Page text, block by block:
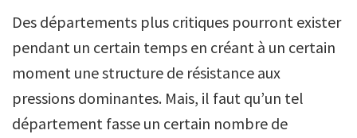
Des départements plus critiques pourront exister
pendant un certain temps en créant à un certain
moment une structure de résistance aux
pressions dominantes. Mais, il faut qu’un tel
département fasse un certain nombre de